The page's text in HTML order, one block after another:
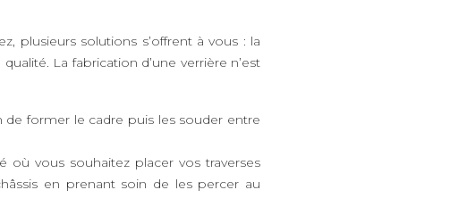
plusieurs solutions s’offrent à vous : la
La fabrication d’une verrière n’est
de former le cadre puis les souder entre
où vous souhaitez placer vos traverses
en prenant soin de les percer au